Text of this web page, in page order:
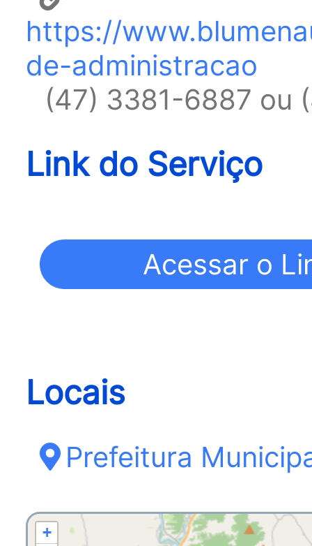
https://
de-administracao
(47) 3381-6887 ou
Link do Serviço
Locais
Prefeitura
+